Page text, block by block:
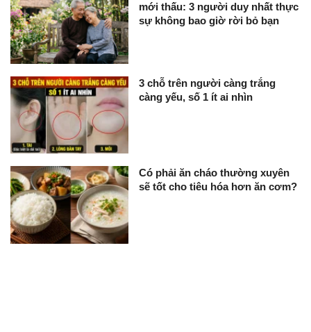
mới thấu: 3 người duy nhất thực
sự không bao giờ rời bỏ bạn
3 chỗ trên người càng trắng
càng yếu, số 1 ít ai nhìn
Có phải ăn cháo thường xuyên
sẽ tốt cho tiêu hóa hơn ăn cơm?